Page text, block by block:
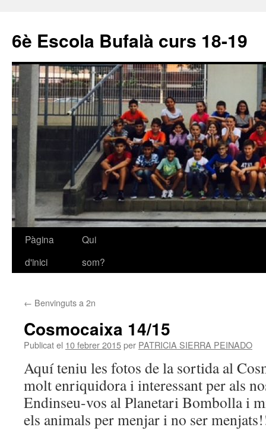
6è Escola Bufalà curs 18-19
Vés
Pàgina
d'inici
Qui
som?
← Benvinguts a 2n
Cosmocaixa 14/15
Publicat el 10 febrer 2015per PATRICIA SIERRA PEINADO
Aquí teniu les fotos de la sortida al
molt enriquidora i interessant per als
Endinseu-vos al Planetari Bombolla i
els animals per menjar i no ser